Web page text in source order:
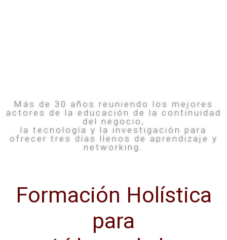
Más de 30 años reuniendo los mejores
actores de la educación de la continuidad
del negocio,
la tecnología y la investigación para
ofrecer tres días llenos de aprendizaje y
networking.
Formación Holística
para